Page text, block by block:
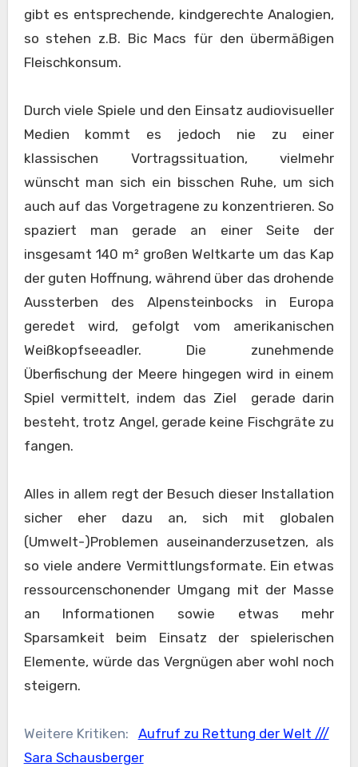
gibt es entsprechende, kindgerechte Analogien,
so stehen z.B. Bic Macs für den übermäßigen
Fleischkonsum.
Durch viele Spiele und den Einsatz audiovisueller
Medien kommt es jedoch nie zu einer
klassischen Vortragssituation, vielmehr
wünscht man sich ein bisschen Ruhe, um sich
auch auf das Vorgetragene zu konzentrieren. So
spaziert man gerade an einer Seite der
insgesamt 140 m² großen Weltkarte um das Kap
der guten Hoffnung, während über das drohende
Aussterben des Alpensteinbocks in Europa
geredet wird, gefolgt vom amerikanischen
Weißkopfseeadler. Die zunehmende
Überfischung der Meere hingegen wird in einem
Spiel vermittelt, indem das Ziel gerade darin
besteht, trotz Angel, gerade keine Fischgräte zu
fangen.
Alles in allem regt der Besuch dieser Installation
sicher eher dazu an, sich mit globalen
(Umwelt-)Problemen auseinanderzusetzen, als
so viele andere Vermittlungsformate. Ein etwas
ressourcenschonender Umgang mit der Masse
an Informationen sowie etwas mehr
Sparsamkeit beim Einsatz der spielerischen
Elemente, würde das Vergnügen aber wohl noch
steigern.
Weitere Kritiken: Aufruf zu Rettung der Welt ///
Sara Schausberger